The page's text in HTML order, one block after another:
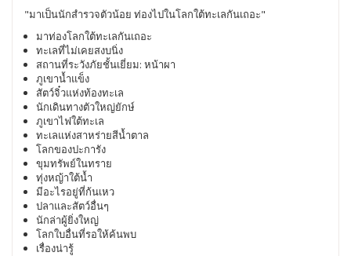
"มาเป็นนักสำรวจตัวน้อย ท่องไปในโลกใต้ทะเลกันเถอะ"
มาท่องโลกใต้ทะเลกันเถอะ
ทะเลที่ไม่เคยสงบนิ่ง
สถานที่ระวังภัยชั้นเยี่ยม: หน้าผา
ภูเขาน้ำแข็ง
สัตว์จิ๋วแห่งท้องทะเล
นักเดินทางตัวใหญ่ยักษ์
ภูเขาไฟใต้ทะเล
ทะเลแห่งสาหร่ายสีน้ำตาล
โลกของปะการัง
ขุมทรัพย์ในทราย
ทุ่งหญ้าใต้น้ำ
มีอะไรอยู่ที่ก้นเหว
ปลาและสัตว์อื่นๆ
นักล่าผู้ยิ่งใหญ่
โลกใบอื่นที่รอให้ค้นพบ
เรื่องน่ารู้